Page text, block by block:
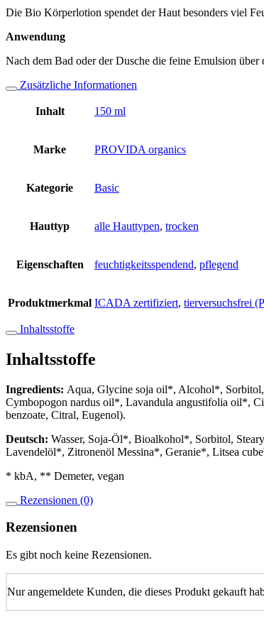
Die Bio Körperlotion spendet der Haut besonders viel
Anwendung
Nach dem Bad oder der Dusche die feine Emulsion über
Zusätzliche Informationen
Inhalt 150 ml
Marke PROVIDA organics
Kategorie Basic
Hauttyp alle Hauttypen, trocken
Eigenschaften feuchtigkeitsspendend, pflegend
Produktmerkmal ICADA zertifiziert, tierversuchsfrei
Inhaltsstoffe
Inhaltsstoffe
Ingredients: Aqua, Glycine soja oil*, Alcohol*,
Cymbopogon nardus oil*, Lavandula angustifolia oil*,
benzoate, Citral, Eugenol).
Deutsch: Wasser, Soja-Öl*, Bioalkohol*, Sorbitol,
Lavendelöl*, Zitronenöl Messina*, Geranie*, Litsea
* kbA, ** Demeter, vegan
Rezensionen (0)
Rezensionen
Es gibt noch keine Rezensionen.
Nur angemeldete Kunden, die dieses Produkt gekauft